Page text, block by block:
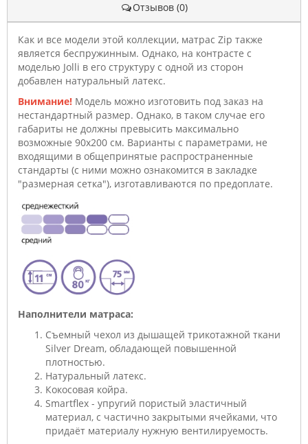
Отзывов (0)
Как и все модели этой коллекции, матрас Zip также
является беспружинным. Однако, на контрасте с
моделью Jolli в его структуру с одной из сторон
добавлен натуральный латекс.
Внимание! Модель можно изготовить под заказ на
нестандартный размер. Однако, в таком случае его
габариты не должны превысить максимально
возможные 90х200 см. Варианты с параметрами, не
входящими в общепринятые распространенные
стандарты (с ними можно ознакомится в закладке
"размерная сетка"), изготавливаются по предоплате.
Наполнители матраса:
Съемный чехол из дышащей трикотажной ткани
Silver Dream, обладающей повышенной
плотностью.
Натуральный латекс.
Кокосовая койра.
Smartflex - упругий пористый эластичный
материал, с частично закрытыми ячейками, что
придаёт материалу нужную вентилируемость.